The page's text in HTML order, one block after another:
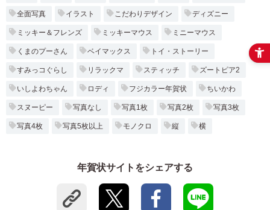
リ
覧
写
真
り
賀
状
商品仕様
カメラのキタムラ年賀状無料アプリ
年賀状お役立ち情報（コラム）
全面写真 イラスト こだわりデザイン ディズニー
ミッキー＆フレンズ ミッキーマウス ミニーマウス
くまのプーさん ベイマックス トイ・ストーリー
すみっコぐらし リラックマ スティッチ ズートピア2
いしよわちゃん ロディ フジカラー年賀状 ちいかわ
スヌーピー 写真なし 写真1枚 写真2枚 写真3枚
写真4枚 写真5枚以上 モノクロ 縦 横
年賀状サイトをシェアする